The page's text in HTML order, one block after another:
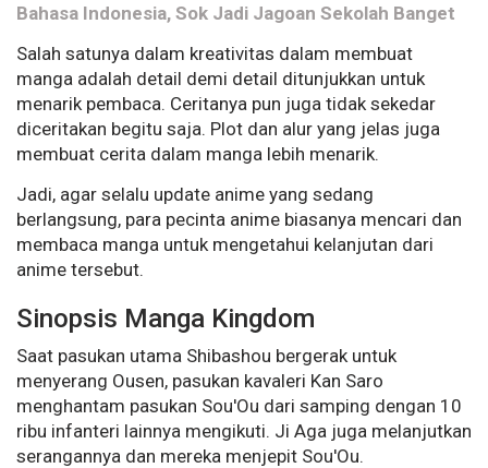
Bahasa Indonesia, Sok Jadi Jagoan Sekolah Banget
Salah satunya dalam kreativitas dalam membuat
manga adalah detail demi detail ditunjukkan untuk
menarik pembaca. Ceritanya pun juga tidak sekedar
diceritakan begitu saja. Plot dan alur yang jelas juga
membuat cerita dalam manga lebih menarik.
Jadi, agar selalu update anime yang sedang
berlangsung, para pecinta anime biasanya mencari dan
membaca manga untuk mengetahui kelanjutan dari
anime tersebut.
Sinopsis Manga Kingdom
Saat pasukan utama Shibashou bergerak untuk
menyerang Ousen, pasukan kavaleri Kan Saro
menghantam pasukan Sou'Ou dari samping dengan 10
ribu infanteri lainnya mengikuti. Ji Aga juga melanjutkan
serangannya dan mereka menjepit Sou'Ou.